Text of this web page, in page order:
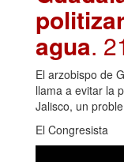
agua.
El arzobispo de
llama a evitar la
Jalisco, un
El Congresista